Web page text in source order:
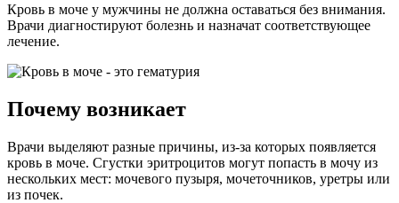
Кровь в моче у мужчины не должна оставаться без внимания.
Врачи диагностируют болезнь и назначат соответствующее
лечение.
Почему возникает
Врачи выделяют разные причины, из-за которых появляется
кровь в моче. Сгустки эритроцитов могут попасть в мочу из
нескольких мест: мочевого пузыря, мочеточников, уретры или
из почек.